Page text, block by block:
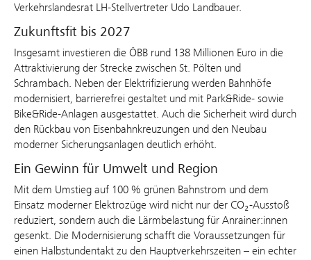
Verkehrslandesrat LH-Stellvertreter Udo Landbauer.
Zukunftsfit bis 2027
Insgesamt investieren die ÖBB rund 138 Millionen Euro in die
Attraktivierung der Strecke zwischen St. Pölten und
Schrambach. Neben der Elektrifizierung werden Bahnhöfe
modernisiert, barrierefrei gestaltet und mit Park&Ride- sowie
Bike&Ride-Anlagen ausgestattet. Auch die Sicherheit wird durch
den Rückbau von Eisenbahnkreuzungen und den Neubau
moderner Sicherungsanlagen deutlich erhöht.
Ein Gewinn für Umwelt und Region
Mit dem Umstieg auf 100 % grünen Bahnstrom und dem
Einsatz moderner Elektrozüge wird nicht nur der CO₂-Ausstoß
reduziert, sondern auch die Lärmbelastung für Anrainer:innen
gesenkt. Die Modernisierung schafft die Voraussetzungen für
einen Halbstundentakt zu den Hauptverkehrszeiten – ein echter